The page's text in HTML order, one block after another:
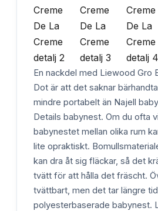
En nackdel med Liewood Gro
Dot är att det saknar
mindre portabelt än Najell
Details babynest. Om du ofta
babynestet mellan olika rum
lite opraktiskt.
kan dra åt sig fläckar, så det
tvätt för att hålla det fräscht.
tvättbart, men det tar längre
polyesterbaserade babynest.